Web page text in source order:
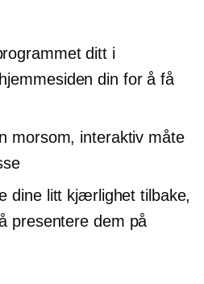
ditt i
din for å få
morsom, interaktiv måte
dine litt kjærlighet tilbake,
presentere dem på